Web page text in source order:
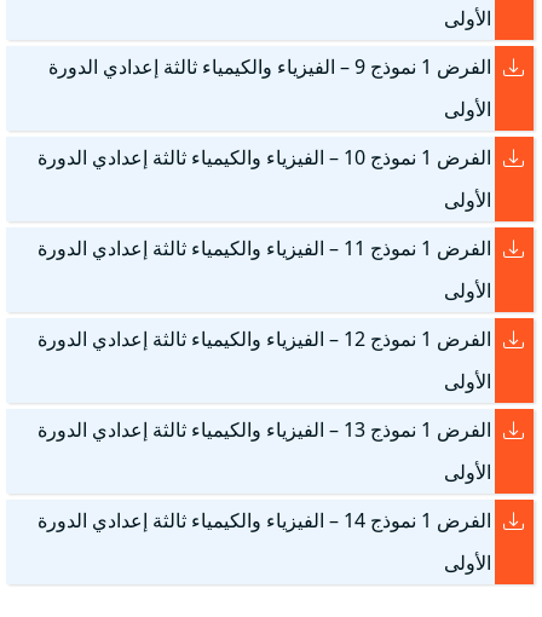
الأولى
الفرض 1 نموذج 9 – الفيزياء والكيمياء ثالثة إعدادي الدورة
الأولى
الفرض 1 نموذج 10 – الفيزياء والكيمياء ثالثة إعدادي الدورة
الأولى
الفرض 1 نموذج 11 – الفيزياء والكيمياء ثالثة إعدادي الدورة
الأولى
الفرض 1 نموذج 12 – الفيزياء والكيمياء ثالثة إعدادي الدورة
الأولى
الفرض 1 نموذج 13 – الفيزياء والكيمياء ثالثة إعدادي الدورة
الأولى
الفرض 1 نموذج 14 – الفيزياء والكيمياء ثالثة إعدادي الدورة
الأولى